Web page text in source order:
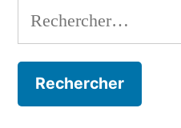
Rechercher :